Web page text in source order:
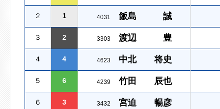
２ 1 4031 飯島 誠
３ 2 3303 渡辺 豊
４ 4 4623 中北 将史
５ 6 4239 竹田 辰也
６ 3 3432 宮迫 暢彦